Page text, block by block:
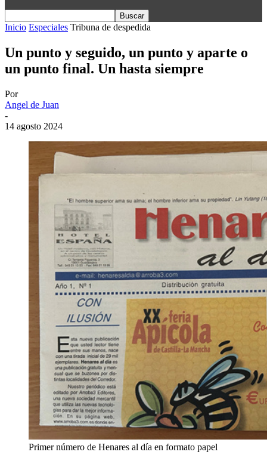
Inicio Especiales Tribuna de despedida
Un punto y seguido, un punto y aparte o
un punto final. Un hasta siempre
Por
Angel de Juan
-
14 agosto 2024
Primer número de Henares al día en formato papel